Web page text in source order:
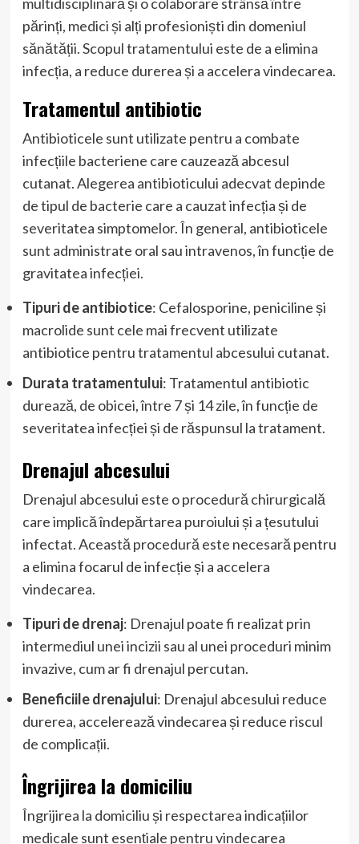
părinți, medici și alți profesioniști din domeniul
sănătății. Scopul tratamentului este de a elimina
infecția, a reduce durerea și a accelera vindecarea.
Tratamentul antibiotic
Antibioticele sunt utilizate pentru a combate
infecțiile bacteriene care cauzează abcesul
cutanat. Alegerea antibioticului adecvat depinde
de tipul de bacterie care a cauzat infecția și de
severitatea simptomelor. În general, antibioticele
sunt administrate oral sau intravenos, în funcție de
gravitatea infecției.
Tipuri de antibiotice: Cefalosporine, peniciline și
macrolide sunt cele mai frecvent utilizate
antibiotice pentru tratamentul abcesului cutanat.
Durata tratamentului: Tratamentul antibiotic
durează, de obicei, între 7 și 14 zile, în funcție de
severitatea infecției și de răspunsul la tratament.
Drenajul abcesului
Drenajul abcesului este o procedură chirurgicală
care implică îndepărtarea puroiului și a țesutului
infectat. Această procedură este necesară pentru
a elimina focarul de infecție și a accelera
vindecarea.
Tipuri de drenaj: Drenajul poate fi realizat prin
intermediul unei incizii sau al unei proceduri minim
invazive, cum ar fi drenajul percutan.
Beneficiile drenajului: Drenajul abcesului reduce
durerea, accelerează vindecarea și reduce riscul
de complicații.
Îngrijirea la domiciliu
Îngrijirea la domiciliu și respectarea indicațiilor
medicale sunt esențiale pentru vindecarea